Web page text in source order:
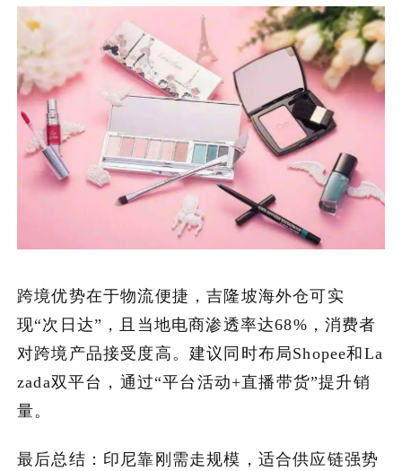
跨境优势在于物流便捷，吉隆坡海外仓可实
现“次日达”，且当地电商渗透率达68%，消费者
对跨境产品接受度高。建议同时布局Shopee和La
zada双平台，通过“平台活动+直播带货”提升销
量。
最后总结：印尼靠刚需走规模，适合供应链强势